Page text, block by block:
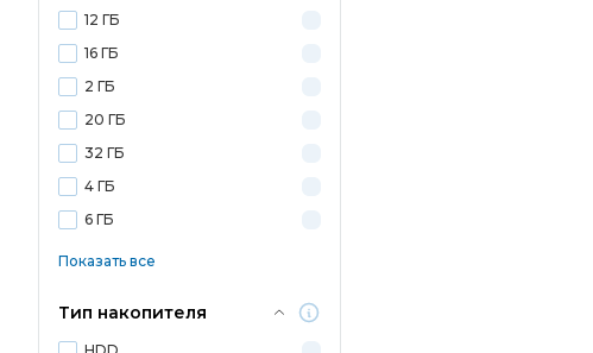
12 ГБ
16 ГБ
2 ГБ
20 ГБ
32 ГБ
4 ГБ
6 ГБ
Показать все
Тип накопителя